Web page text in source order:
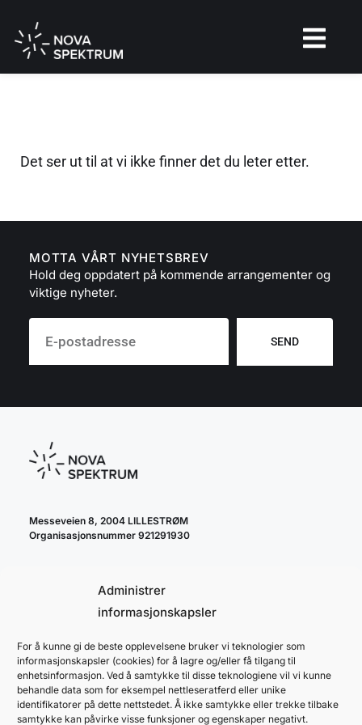
Administrer
informasjonskapsler
For å kunne gi de beste opplevelsene bruker vi teknologier som
informasjonskapsler (cookies) for å lagre og/eller få tilgang til
enhetsinformasjon. Ved å samtykke til disse teknologiene vil vi kunne
behandle data som for eksempel nettleseratferd eller unike
identifikatorer på dette nettstedet. Å ikke samtykke eller trekke tilbake
samtykke kan påvirke visse funksjoner og egenskaper negativt.
Det ser ut til at vi ikke finner det du leter etter.
MOTTA VÅRT NYHETSBREV
Hold deg oppdatert på kommende arrangementer og
viktige nyheter.
SEND
Messeveien 8, 2004 LILLESTRØM
Organisasjonsnummer 921291930
cookie policy
personvernerklæring